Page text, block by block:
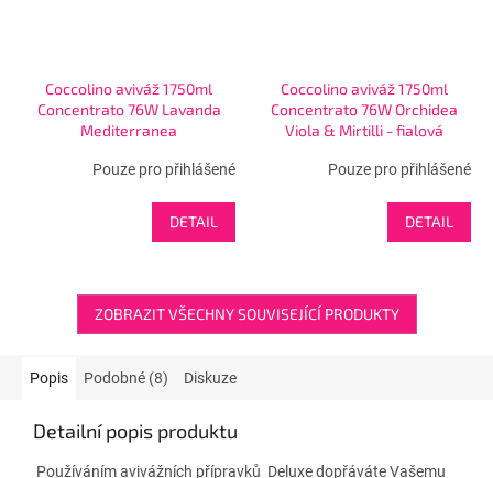
Coccolino aviváž 1750ml
Concentrato 76W Lavanda
Mediterranea
Pouze pro přihlášené
DETAIL
Coccolino aviváž 1750ml
Concentrato 76W Orchidea
Viola & Mirtilli - fialová
Pouze pro přihlášené
DETAIL
ZOBRAZIT VŠECHNY SOUVISEJÍCÍ PRODUKTY
Popis Podobné (8) Diskuze
Detailní popis produktu
Používáním avivážních přípravků Deluxe dopřáváte Vašemu